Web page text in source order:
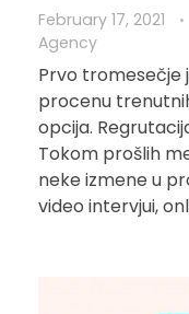
February 17, 2021
Agency
Prvo tromesečje
procenu
opcija.
Tokom prošlih
neke izmene u
video intervjui, onl